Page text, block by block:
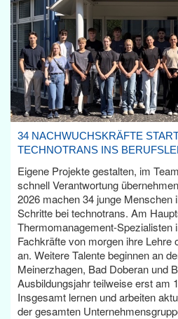
34 NACHWUCHSKRÄFTE
TECHNOTRANS INS
Eigene Projekte gestalten, im
schnell Verantwortung
2026 machen 34 junge Menschen
Schritte bei technotrans. Am
Thermomanagement-Spezialisten
Fachkräfte von morgen ihre Lehre
an. Weitere Talente beginnen an
Meinerzhagen, Bad Doberan und
Ausbildungsjahr teilweise erst am
Insgesamt lernen und arbeiten
der gesamten